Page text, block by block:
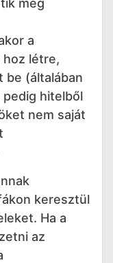
meg
a
hoz létre,
be (általában
hitelből
nem saját
keresztül
Ha a
az